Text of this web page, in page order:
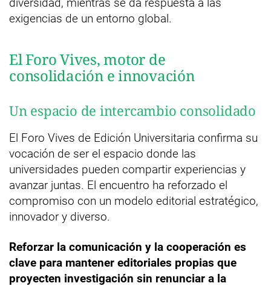
exigencias de un entorno global.
El Foro Vives, motor de
consolidación e innovación
Un espacio de intercambio consolidado
El Foro Vives de Edición Universitaria confirma su
vocación de ser el espacio donde las
universidades pueden compartir experiencias y
avanzar juntas. El encuentro ha reforzado el
compromiso con un modelo editorial estratégico,
innovador y diverso.
Reforzar la comunicación y la cooperación es
clave para mantener editoriales propias que
proyecten investigación sin renunciar a la